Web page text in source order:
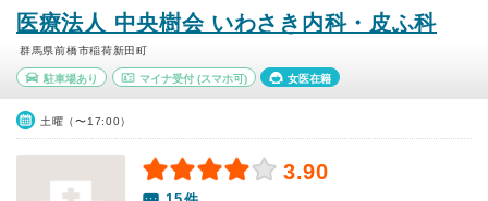
医療法人 中央樹会 いわさき内科・皮ふ科
群馬県前橋市稲荷新田町
駐車場あり マイナ受付(スマホ可) 女医在籍
土曜（〜17:00）
3.90